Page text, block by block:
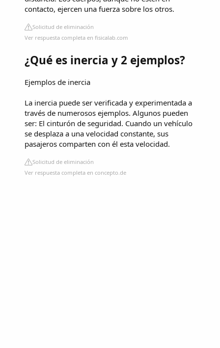
contacto, ejercen una fuerza sobre los otros.
Solicitud de eliminación
Ver respuesta completa en fisicalab.com
¿Qué es inercia y 2 ejemplos?
Ejemplos de inercia
La inercia puede ser verificada y experimentada a
través de numerosos ejemplos. Algunos pueden
ser: El cinturón de seguridad. Cuando un vehículo
se desplaza a una velocidad constante, sus
pasajeros comparten con él esta velocidad.
Solicitud de eliminación
Ver respuesta completa en concepto.de